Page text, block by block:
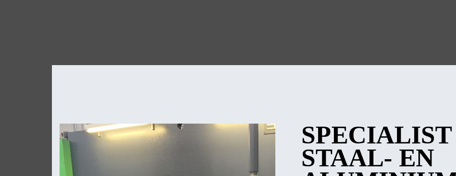
onderdeel te
geen probleem en
als naast de
reguliere snelle
levertijd haast bij
blijft
STAAL- EN